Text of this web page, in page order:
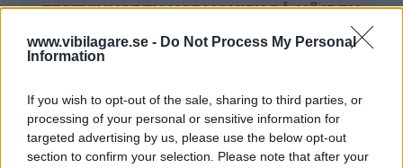
www.vibilagare.se - Do Not Process My Personal
Information
If you wish to opt-out of the sale, sharing to third parties, or
processing of your personal or sensitive information for
targeted advertising by us, please use the below opt-out
section to confirm your selection. Please note that after your
TESTVINNAREN HARMONISK PÅ HÖJDEN
1.I nuvarande generation ärAudiA4 en av mellanklassens
med högre och lättare insteg och aningen högre komfort
samtidigt som grundmodellens fina vägegenskaper finns
bevarade. A4 allroad är inte sportigt stötig och inte heller
pösigt mjuk, Audi har valt en avspänd körkomfort som